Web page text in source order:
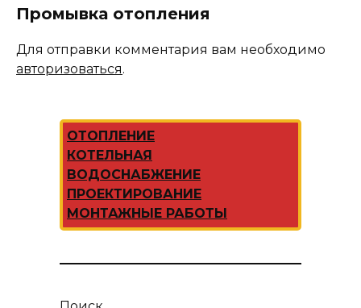
Промывка отопления
Для отправки комментария вам необходимо
авторизоваться.
ОТОПЛЕНИЕ
КОТЕЛЬНАЯ
ВОДОСНАБЖЕНИЕ
ПРОЕКТИРОВАНИЕ
МОНТАЖНЫЕ РАБОТЫ